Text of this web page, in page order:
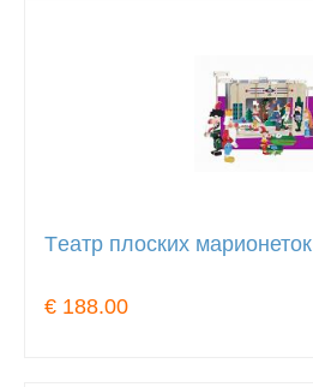
Tеатр плоских марионеток
€ 188.00